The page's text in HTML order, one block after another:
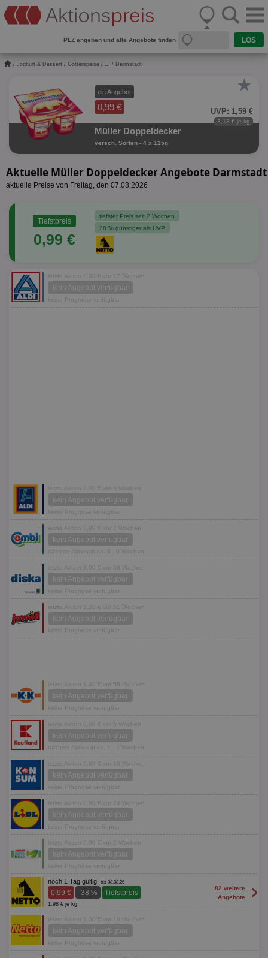
PLZ angeben und alle Angebote finden
/ Joghurt & Dessert / Götterspeise / ... / Darmstadt
ein Angebot
0,99 €
★
UVP: 1,59 €
3,18 € je kg
Müller Doppeldecker
versch. Sorten - 4 x 125g
Aktuelle Müller Doppeldecker Angebote Darmstadt
aktuelle Preise von Freitag, den 07.08.2026
Tiefstpreis
0,99 €
tiefster Preis seit 2 Wochen
38 % günstiger als UVP
letzte Aktion 0,99 € vor 17 Wochen
kein Angebot verfügbar
keine Prognose verfügbar
letzte Aktion 0,99 € vor 9 Wochen
kein Angebot verfügbar
keine Prognose verfügbar
letzte Aktion 0,99 € vor 2 Wochen
kein Angebot verfügbar
nächste Aktion in ca. 8 - 9 Wochen
letzte Aktion 1,00 € vor 58 Wochen
kein Angebot verfügbar
keine Prognose verfügbar
letzte Aktion 1,29 € vor 51 Wochen
kein Angebot verfügbar
keine Prognose verfügbar
letzte Aktion 1,49 € vor 56 Wochen
kein Angebot verfügbar
keine Prognose verfügbar
letzte Aktion 0,99 € vor 5 Wochen
kein Angebot verfügbar
nächste Aktion in ca. 1 - 2 Wochen
letzte Aktion 0,89 € vor 10 Wochen
kein Angebot verfügbar
keine Prognose verfügbar
letzte Aktion 0,99 € vor 24 Wochen
kein Angebot verfügbar
keine Prognose verfügbar
letzte Aktion 0,99 € vor 2 Wochen
kein Angebot verfügbar
keine Prognose verfügbar
noch 1 Tag gültig, bis 08.08.26
0,99 € -38 % Tiefstpreis
1,98 € je kg
82 weitere
Angebote
>
letzte Aktion 1,00 € vor 16 Wochen
kein Angebot verfügbar
keine Prognose verfügbar